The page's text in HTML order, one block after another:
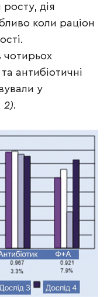
дія
коли раціон
чотирьох
антибіотичні
у
2).